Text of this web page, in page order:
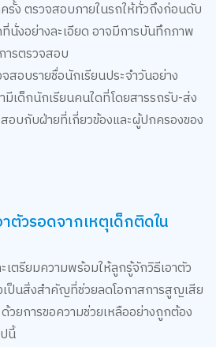
รั้ง ตรวจสอบภายในรถให้ทั่วถึงก่อนดับ
นั่งอย่างละเอียด อาจมีการบันทึกภาพ
ารตรวจสอบ
สอบรายชื่อนักเรียนประจำวันอย่าง
เด็กนักเรียนคนใดที่โดยสารรถรับ-ส่ง
อบกับฝ่ายที่เกี่ยวข้องและผู้ปกครองของ
ตัวรอดจากเหตุเด็กติดใน
เตรียมความพร้อมให้ลูกรู้จักวิธีเอาตัว
เป็นสิ่งสำคัญที่ช่วยลดโอกาสการสูญเสีย
วยการขอความช่วยเหลืออย่างถูกต้อง
นี้